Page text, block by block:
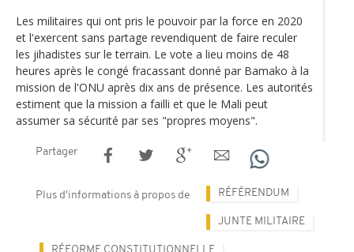
Les militaires qui ont pris le pouvoir par la force en 2020
et l'exercent sans partage revendiquent de faire reculer
les jihadistes sur le terrain. Le vote a lieu moins de 48
heures après le congé fracassant donné par Bamako à la
mission de l'ONU après dix ans de présence. Les autorités
estiment que la mission a failli et que le Mali peut
assumer sa sécurité par ses "propres moyens".
Partager
Plus d'informations à propos de RÉFÉRENDUM
JUNTE MILITAIRE